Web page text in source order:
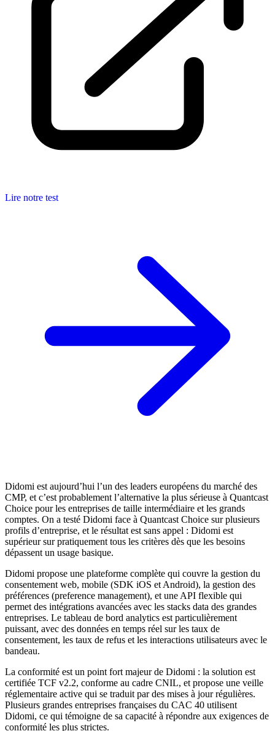
Lire notre test
Didomi est aujourd’hui l’un des leaders européens du marché des
CMP, et c’est probablement l’alternative la plus sérieuse à Quantcast
Choice pour les entreprises de taille intermédiaire et les grands
comptes. On a testé Didomi face à Quantcast Choice sur plusieurs
profils d’entreprise, et le résultat est sans appel : Didomi est
supérieur sur pratiquement tous les critères dès que les besoins
dépassent un usage basique.
Didomi propose une plateforme complète qui couvre la gestion du
consentement web, mobile (SDK iOS et Android), la gestion des
préférences (preference management), et une API flexible qui
permet des intégrations avancées avec les stacks data des grandes
entreprises. Le tableau de bord analytics est particulièrement
puissant, avec des données en temps réel sur les taux de
consentement, les taux de refus et les interactions utilisateurs avec le
bandeau.
La conformité est un point fort majeur de Didomi : la solution est
certifiée TCF v2.2, conforme au cadre CNIL, et propose une veille
réglementaire active qui se traduit par des mises à jour régulières.
Plusieurs grandes entreprises françaises du CAC 40 utilisent
Didomi, ce qui témoigne de sa capacité à répondre aux exigences de
conformité les plus strictes.